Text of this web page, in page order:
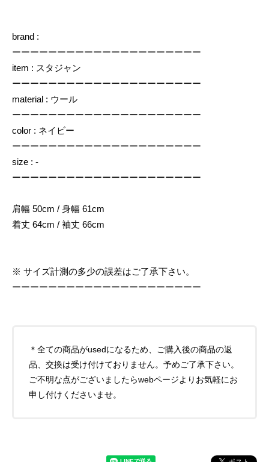
brand :
ーーーーーーーーーーーーーーーーーーーーー
item : スタジャン
ーーーーーーーーーーーーーーーーーーーーー
material : ウール
ーーーーーーーーーーーーーーーーーーーーー
color : ネイビー
ーーーーーーーーーーーーーーーーーーーーー
size : -
ーーーーーーーーーーーーーーーーーーーーー
肩幅 50cm / 身幅 61cm
着丈 64cm / 袖丈 66cm
※ サイズ計測の多少の誤差はご了承下さい。
ーーーーーーーーーーーーーーーーーーーーー
＊全ての商品がusedになるため、ご購入後の商品の返
品、交換は受け付けておりません。予めご了承下さい。
ご不明な点がございましたらwebページよりお気軽にお
申し付けくださいませ。